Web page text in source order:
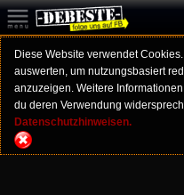
Diese Website verwendet
auswerten, um nutzungsbasiert
anzuzeigen. Weitere
du deren Verwendung
Datenschutzhinweisen.